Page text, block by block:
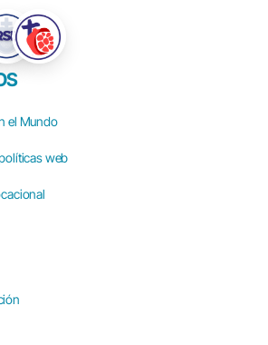
el Mundo
web